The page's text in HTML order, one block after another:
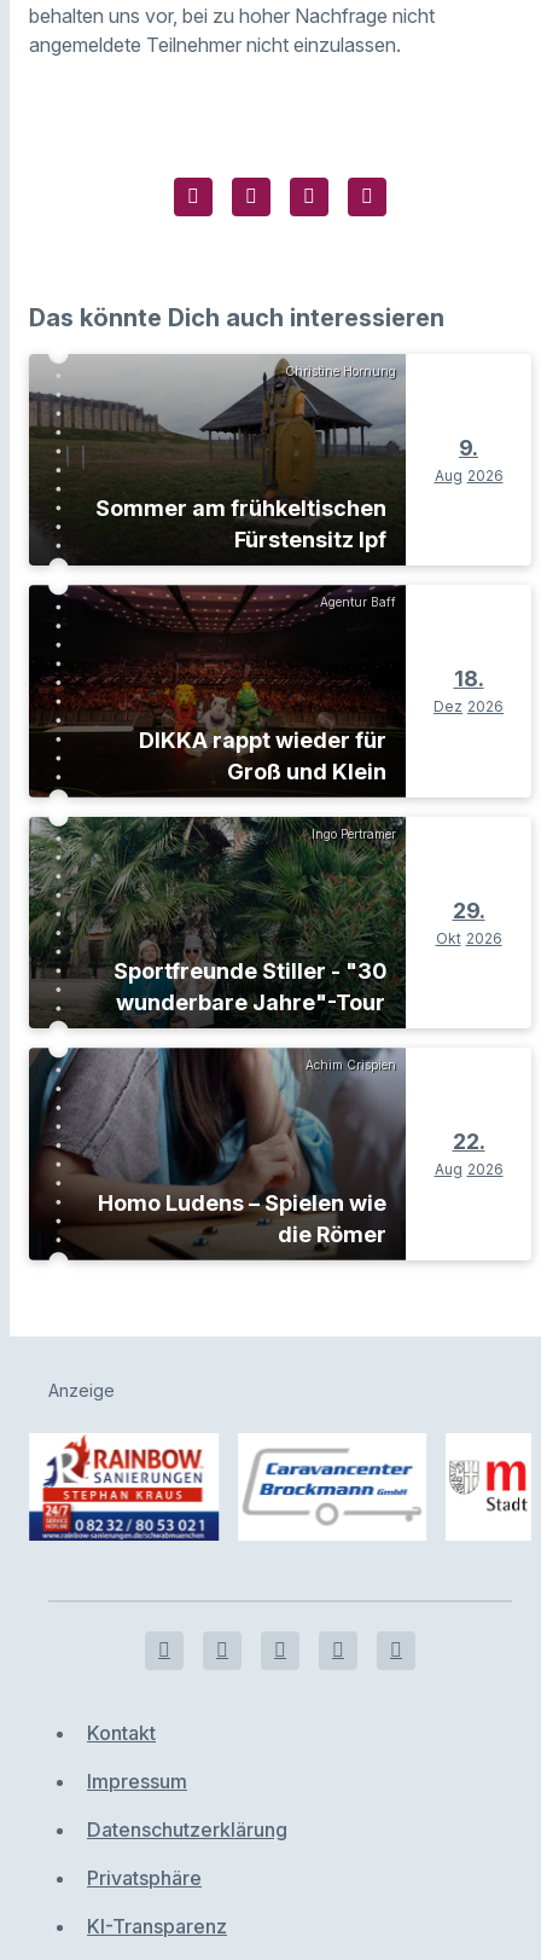
behalten uns vor, bei zu hoher Nachfrage nicht
angemeldete Teilnehmer nicht einzulassen.
Das könnte Dich auch interessieren
Christine Hornung
Sommer am frühkeltischen
Fürstensitz Ipf
9.
Aug 2026
Agentur Baff
DIKKA rappt wieder für
Groß und Klein
18.
Dez 2026
Ingo Pertramer
Sportfreunde Stiller - "30
wunderbare Jahre"-Tour
29.
Okt 2026
Achim Crispien
Homo Ludens – Spielen wie
die Römer
22.
Aug 2026
Anzeige
Kontakt
Impressum
Datenschutzerklärung
Privatsphäre
KI-Transparenz